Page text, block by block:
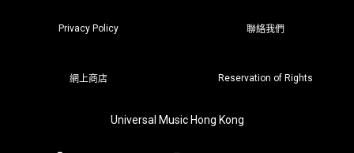
Privacy Policy 聯絡我們
網上商店 Reservation of Rights
Universal Music Hong Kong